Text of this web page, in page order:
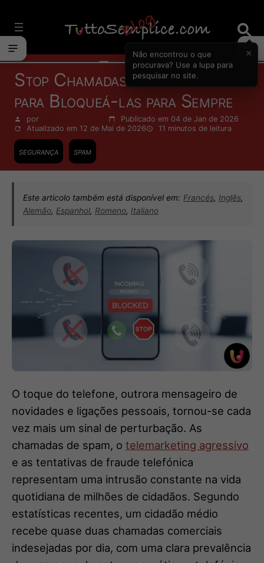
contenuto
Telefonia
Stop Chamadas de Spam: Guia
para Bloqueá-las para Sempre
por
Publicado em 04 de Jan de 2026
Atualizado em 12 de Mai de 2026
11 minutos de leitura
segurança spam
Este articolo também está disponível em: Francés, Inglês,
Alemão, Espanhol, Romeno, Italiano
O toque do telefone, outrora mensageiro de
novidades e ligações pessoais, tornou-se cada
vez mais um sinal de perturbação. As
chamadas de spam, o telemarketing agressivo
e as tentativas de fraude telefónica
representam uma intrusão constante na vida
quotidiana de milhões de cidadãos. Segundo
estatísticas recentes, um cidadão médio
recebe quase duas chamadas comerciais
indesejadas por dia, com uma clara prevalência
Não encontrou o que
procurava? Use a lupa para
pesquisar no site.
×